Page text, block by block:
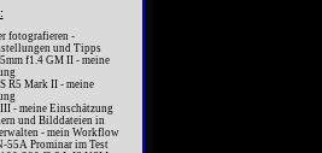
fotografieren -
und Tipps
f1.4 GM II - meine
R5 Mark II - meine
- meine Einschätzung
und Bilddateien in
- mein Workflow
55A Prominar im Test